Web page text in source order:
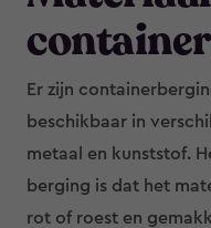
Er zijn
beschikbaar in
metaal en kunststof.
berging is dat het
rot of roest en